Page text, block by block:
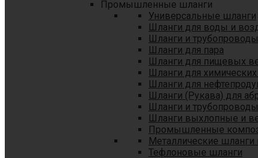
Промышленные шланги
Универсальные шланги
Шланги для воды и
Шланги и
Шланги для пара
Шланги для пищевых
Шланги для
Шланги для
Шланги (Рукава) для
Шланги и
Шланги выхлопные и
Промышленные
Металлические
Тефлоновые шланги